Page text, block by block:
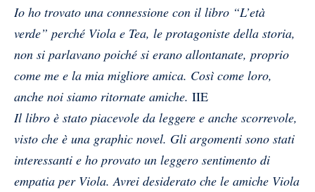
Io ho trovato una connessione con il libro “L’età
verde” perché Viola e Tea, le protagoniste della storia,
non si parlavano poiché si erano allontanate, proprio
come me e la mia migliore amica. Così come loro,
anche noi siamo ritornate amiche. IIE
Il libro è stato piacevole da leggere e anche scorrevole,
visto che è una graphic novel. Gli argomenti sono stati
interessanti e ho provato un leggero sentimento di
empatia per Viola. Avrei desiderato che le amiche Viola